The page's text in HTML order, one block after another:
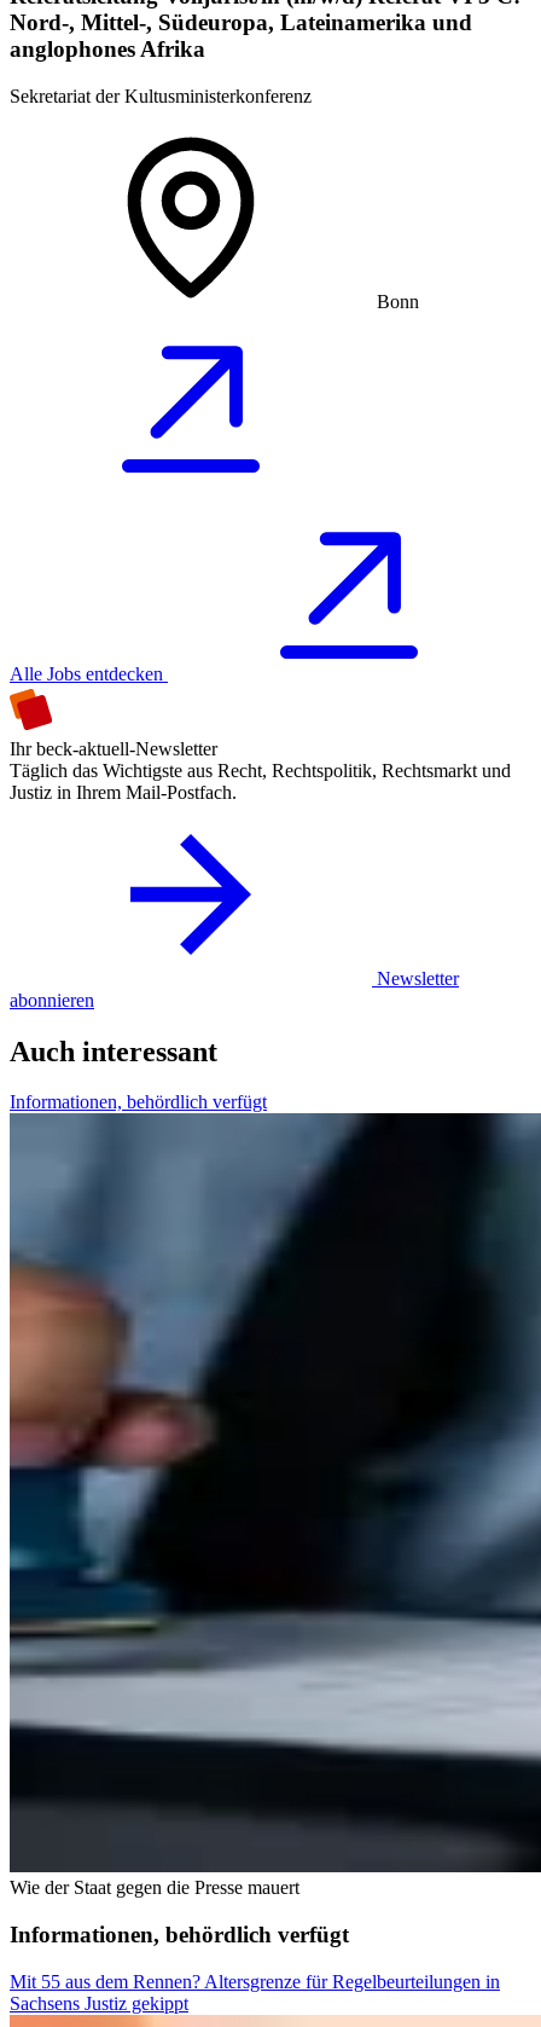
Nord-, Mittel-, Südeuropa, Lateinamerika und
anglophones Afrika
Sekretariat der Kultusministerkonferenz
Bonn
Alle Jobs entdecken
Ihr beck-aktuell-Newsletter
Täglich das Wichtigste aus Recht, Rechtspolitik, Rechtsmarkt und
Justiz in Ihrem Mail-Postfach.
Newsletter
abonnieren
Auch interessant
Informationen, behördlich verfügt
Wie der Staat gegen die Presse mauert
Informationen, behördlich verfügt
Mit 55 aus dem Rennen? Altersgrenze für Regelbeurteilungen in
Sachsens Justiz gekippt